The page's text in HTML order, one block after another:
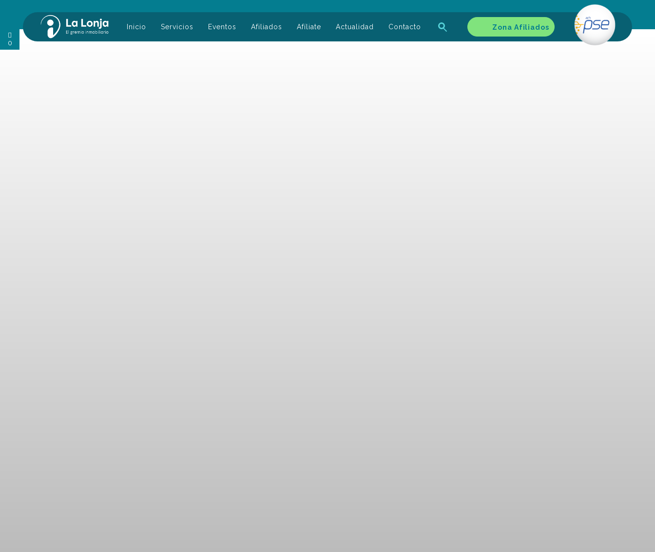
Inicio Servicios Eventos Afiliados Afíliate Actualidad Contacto Zona Afiliados
Buscar:
0